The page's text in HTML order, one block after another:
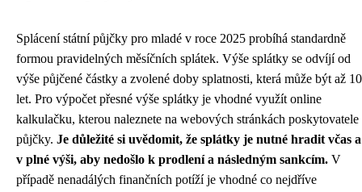
Splácení státní půjčky pro mladé v roce 2025 probíhá standardně
formou pravidelných měsíčních splátek. Výše splátky se odvíjí od
výše půjčené částky a zvolené doby splatnosti, která může být až 10
let. Pro výpočet přesné výše splátky je vhodné využít online
kalkulačku, kterou naleznete na webových stránkách poskytovatele
půjčky. Je důležité si uvědomit, že splátky je nutné hradit včas a
v plné výši, aby nedošlo k prodlení a následným sankcím. V
případě nenadálých finančních potíží je vhodné co nejdříve